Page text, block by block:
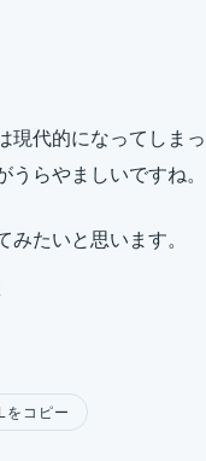
現代的になってしまっ
らやましいですね。
みたいと思います。
をコピー